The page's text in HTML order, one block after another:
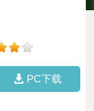
PC下载